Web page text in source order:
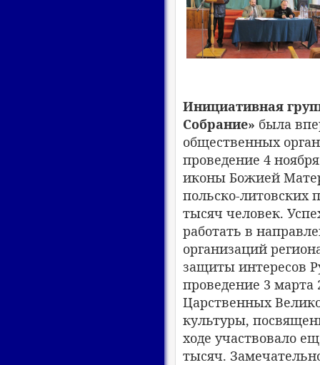
Инициативная
Собрание» была
общественных
проведение 4
иконы Божией
польско-литовских
тысяч человек.
работать в
организаций
защиты интересов
проведение 3 марта
Царственных
культуры,
ходе участвовало
тысяч.